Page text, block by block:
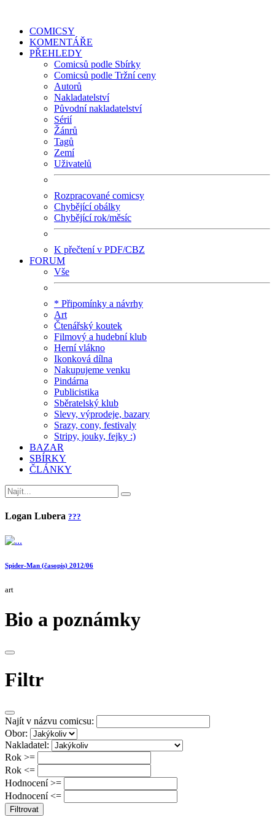
COMICSY
KOMENTÁŘE
PŘEHLEDY
Comicsů podle Sbírky
Comicsů podle Tržní ceny
Autorů
Nakladatelství
Původní nakladatelství
Sérií
Žánrů
Tagů
Zemí
Uživatelů
Rozpracované comicsy
Chybějící obálky
Chybějící rok/měsíc
K přečtení v PDF/CBZ
FORUM
Vše
* Připomínky a návrhy
Art
Čtenářský koutek
Filmový a hudební klub
Herní vlákno
Ikonková dílna
Nakupujeme venku
Pindárna
Publicistika
Sběratelský klub
Slevy, výprodeje, bazary
Srazy, cony, festivaly
Stripy, jouky, fejky :)
BAZAR
SBÍRKY
ČLÁNKY
Logan Lubera ???
Spider-Man (časopis) 2012/06
art
Bio a poznámky
Filtr
Najít v názvu comicsu:
Obor:
Nakladatel:
Rok >=
Rok <=
Hodnocení >=
Hodnocení <=
Filtrovat